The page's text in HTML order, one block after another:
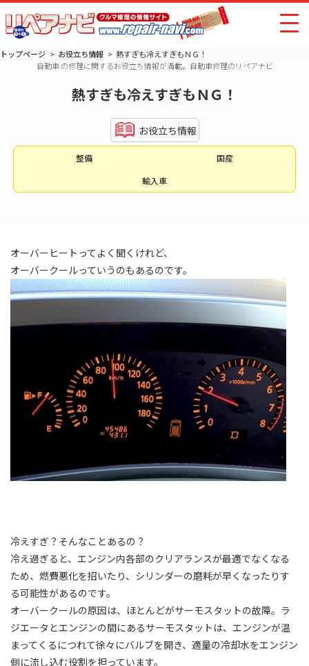
トップページ お役立ち情報
熱すぎも冷えすぎもＮＧ！
自動車 の修理に関するお役立ち情報が満載。自動車修理のリペアナビ
熱すぎも冷えすぎもＮＧ！
お役立ち情報
整備
国産
輸入車
オーバーヒートってよく聞くけれど、
オーバークールっていうのもあるのです。
冷えすぎ？そんなことあるの？
冷え過ぎると、エンジン内各部のクリアランスが最適でなくなる
ため、燃費悪化を招いたり、シリンダーの磨耗が早くなったりす
る可能性があるのです。
オーバークールの原因は、ほとんどがサーモスタットの故障。ラ
ジエータとエンジンの間にあるサーモスタットは、エンジンが温
まってくるにつれて徐々にバルブを開き、適量の冷却水をエンジン
側に流し込む役割を担っています。